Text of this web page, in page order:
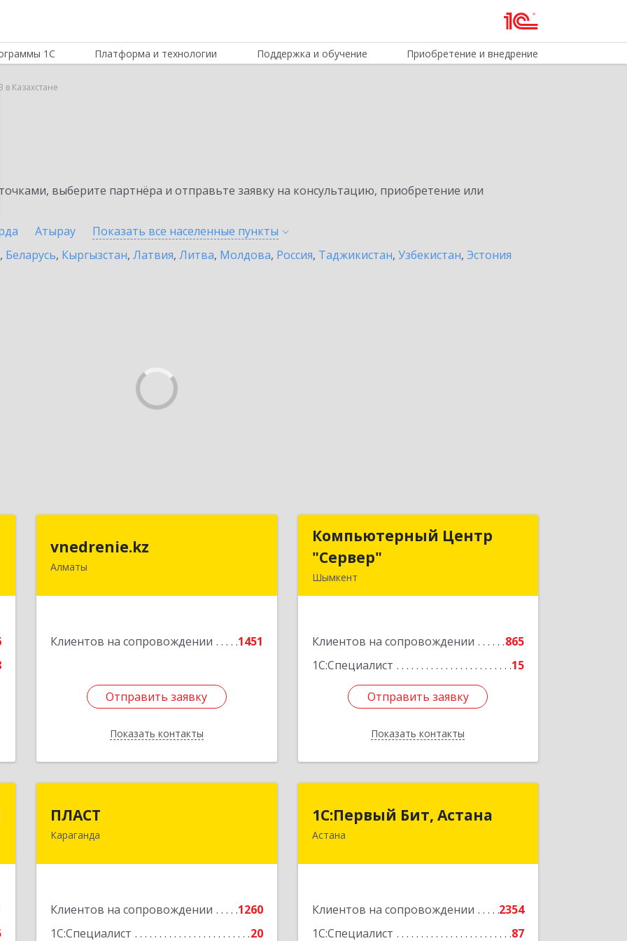
1С Платформа и технологии Поддержка и обучение Приобретение и внедрение
в Казахстане
выберите партнёра и отправьте заявку на консультацию, приобретение или
Атырау Показать все населенные пункты
, Беларусь, Кыргызстан, Латвия, Литва, Молдова, Россия, Таджикистан, Узбекистан, Эстония
vnedrenie.kz
Алматы
Клиентов на сопровождении 1451
Отправить заявку
Показать контакты
Казахстан, г.Алматы, ул.Прокофьева
Отправить заявку
Назад
Компьютерный Центр
"Сервер"
Шымкент
Клиентов на сопровождении
865
1С:Специалист
15
Отправить заявку
Показать контакты
Компьютерный Центр
Подробнее
Отправить заявку
Назад
ПЛАСТ
Караганда
Клиентов на сопровождении
1260
1С:Специалист
20
100009,Казахстан,г.Караганда,
1С:Первый Бит, Астана
Астана
Клиентов на сопровождении
2354
1С:Специалист
87
1С:Первый Бит, Астана
Подробнее